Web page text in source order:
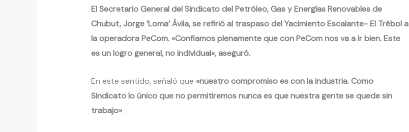
El Secretario General del Sindicato del Petróleo, Gas y Energías Renovables de
Chubut, Jorge ‘Loma’ Ávila, se refirió al traspaso del Yacimiento Escalante- El Trébol a
la operadora PeCom. «Confiamos plenamente que con PeCom nos va a ir bien. Este
es un logro general, no individual», aseguró.
En este sentido, señaló que «nuestro compromiso es con la industria. Como
Sindicato lo único que no permitiremos nunca es que nuestra gente se quede sin
trabajo».